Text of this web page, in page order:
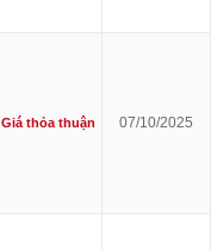
Giá thỏa thuận 07/10/2025